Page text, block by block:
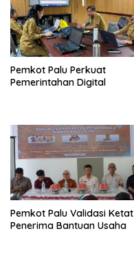
Pemkot Palu Perkuat
Pemerintahan Digital
Pemkot Palu Validasi Ketat
Penerima Bantuan Usaha